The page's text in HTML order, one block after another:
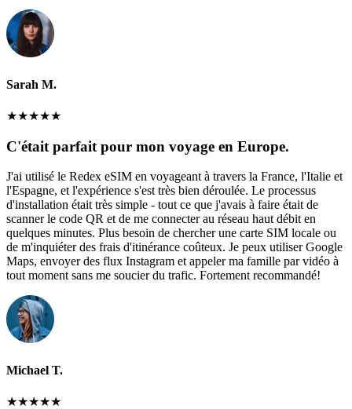
Sarah M.
★★★★★
C'était parfait pour mon voyage en Europe.
J'ai utilisé le Redex eSIM en voyageant à travers la France, l'Italie et
l'Espagne, et l'expérience s'est très bien déroulée. Le processus
d'installation était très simple - tout ce que j'avais à faire était de
scanner le code QR et de me connecter au réseau haut débit en
quelques minutes. Plus besoin de chercher une carte SIM locale ou
de m'inquiéter des frais d'itinérance coûteux. Je peux utiliser Google
Maps, envoyer des flux Instagram et appeler ma famille par vidéo à
tout moment sans me soucier du trafic. Fortement recommandé!
Michael T.
★★★★★